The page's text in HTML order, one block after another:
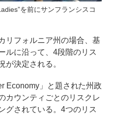
を前にサンフランシスコ
リフォルニア州の場合、基
ルに沿って、4段階のリス
が決定される。
Economy」と題された州政
カウンティごとのリスクレ
グされている。4つのリス